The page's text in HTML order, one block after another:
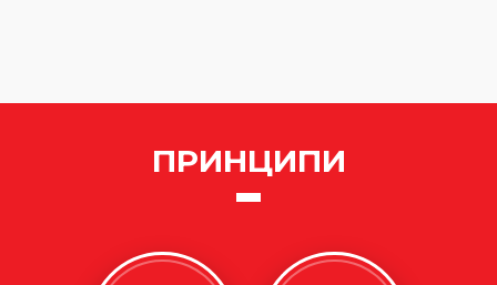
ПРИНЦИПИ